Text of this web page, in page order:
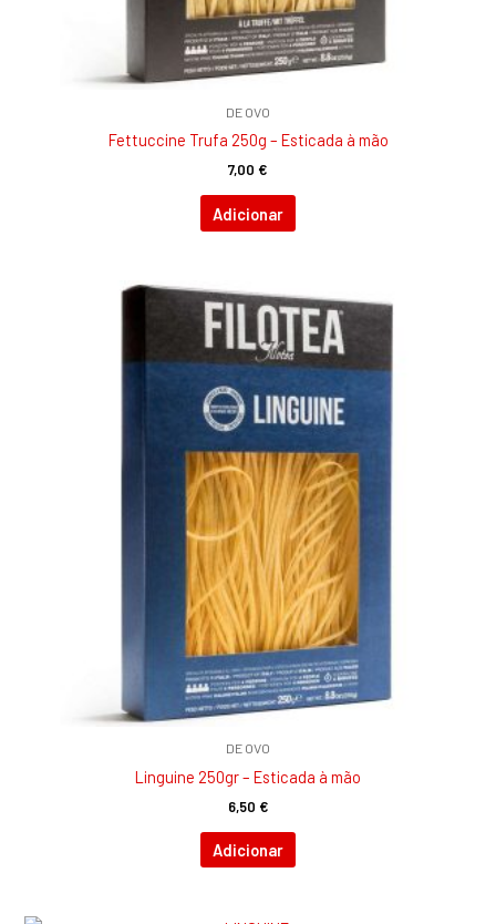
DE OVO
Fettuccine Trufa 250g – Esticada à mão
7,00 €
Adicionar
DE OVO
Linguine 250gr – Esticada à mão
6,50 €
Adicionar